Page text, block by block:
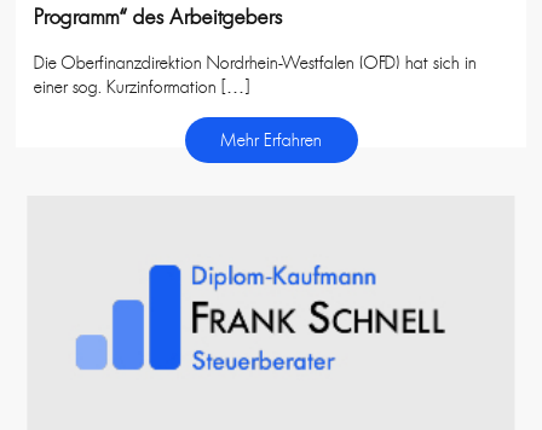
Programm“ des Arbeitgebers
Die Oberfinanzdirektion Nordrhein-Westfalen (OFD) hat sich in
einer sog. Kurzinformation […]
Mehr Erfahren